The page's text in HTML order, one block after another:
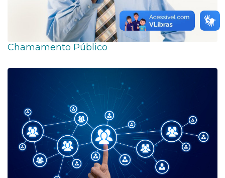
Chamamento Público